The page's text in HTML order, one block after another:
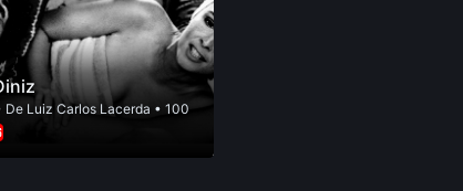
De Luiz Carlos Lacerda • 100